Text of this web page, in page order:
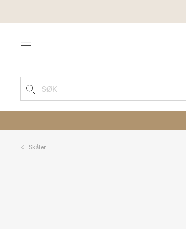
Menu
SØK
Skåler